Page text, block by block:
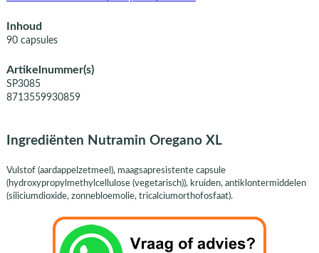
Inhoud
90 capsules
Artikelnummer(s)
SP3085
8713559930859
Ingrediënten Nutramin Oregano XL
Vulstof (aardappelzetmeel), maagsapresistente capsule
(hydroxypropylmethylcellulose (vegetarisch)), kruiden, antiklontermiddelen
(siliciumdioxide, zonnebloemolie, tricalciumorthofosfaat).